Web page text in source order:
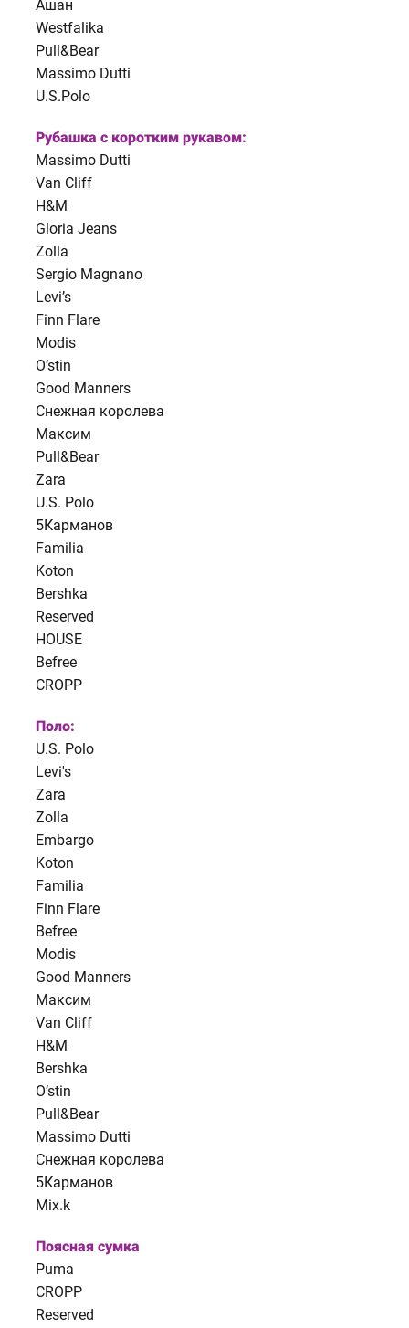
Ашан
Westfalika
Pull&Bear
Massimo Dutti
U.S.Polo
Рубашка с коротким рукавом:
Massimo Dutti
Van Cliff
H&M
Gloria Jeans
Zolla
Sergio Magnano
Levi’s
Finn Flare
Modis
O’stin
Good Manners
Снежная королева
Максим
Pull&Bear
Zara
U.S. Polo
5Карманов
Familia
Koton
Bershka
Reserved
HOUSE
Befree
CROPP
Поло:
U.S. Polo
Levi's
Zara
Zolla
Embargo
Koton
Familia
Finn Flare
Befree
Modis
Good Manners
Максим
Van Cliff
H&M
Bershka
O’stin
Pull&Bear
Massimo Dutti
Снежная королева
5Карманов
Mix.k
Поясная сумка
Puma
CROPP
Reserved